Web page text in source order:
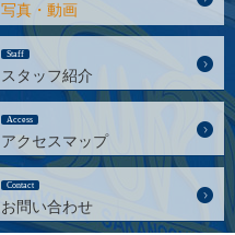
写真・動画
Staff
スタッフ紹介
Access
アクセスマップ
Contact
お問い合わせ